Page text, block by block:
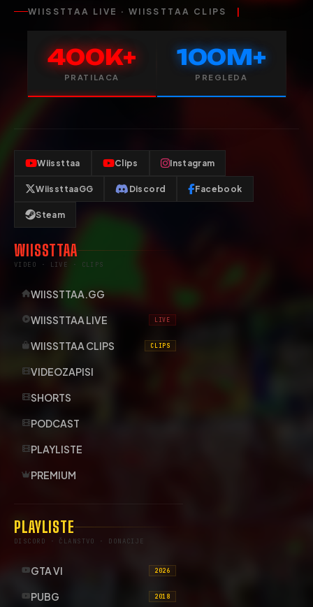
WIISSTTAA LIVE · WIISSTTAA CLIPS
400K+
PRATILACA
100M+
PREGLEDA
Wiissttaa Clips Instagram
WiissttaaGG Discord Facebook
Steam
WIISSTTAA
VIDEO · LIVE · CLIPS
WIISSTTAA.GG
WIISSTTAA LIVE LIVE
WIISSTTAA CLIPS CLIPS
VIDEOZAPISI
SHORTS
PODCAST
PLAYLISTE
PREMIUM
PLAYLISTE
DISCORD · ČLANSTVO · DONACIJE
GTA VI 2026
PUBG 2018